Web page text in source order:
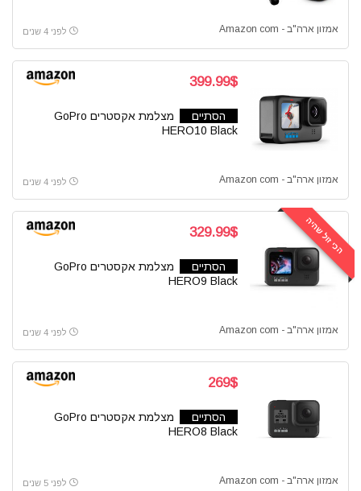
אמזון ארה"ב - Amazon com לפני 4 שנים
399.99$
הסתיים
מצלמת אקסטרים GoPro
HERO10 Black
אמזון ארה"ב - Amazon com לפני 4 שנים
הכי זול שהיה 329.99$
הסתיים
מצלמת אקסטרים GoPro
HERO9 Black
אמזון ארה"ב - Amazon com לפני 4 שנים
269$
הסתיים
מצלמת אקסטרים GoPro
HERO8 Black
אמזון ארה"ב - Amazon com לפני 5 שנים